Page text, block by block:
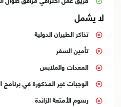
لا يشمل
تذاكر الطيران الدولية
تأمين السفر
المعدات والملابس
الوجبات غير المذكورة في برنامج
رسوم الأمتعة الزائدة